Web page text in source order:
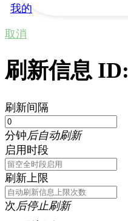
我的
取消
刷新信息 ID:
刷新间隔
分钟后自动刷新
启用时段
刷新上限
次 后停止刷新